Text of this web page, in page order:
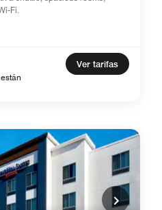
Fi.
Ver tarifas